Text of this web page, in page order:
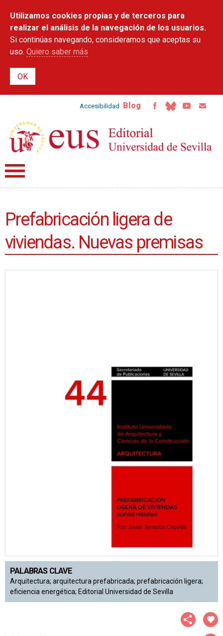
contenido
principal
Utilizamos cookies propias y de terceros para
realizar el análisis de la navegación de los usuarios.
Si continúas navegando, consideramos que aceptas su
uso. Quiero saber más
Accesibilidad Blog
Prefabricación ligera de
viviendas. Nuevas premisas
PALABRAS CLAVE
Arquitectura; arquitectura prefabricada; prefabricación ligera;
eficiencia energética; Editorial Universidad de Sevilla